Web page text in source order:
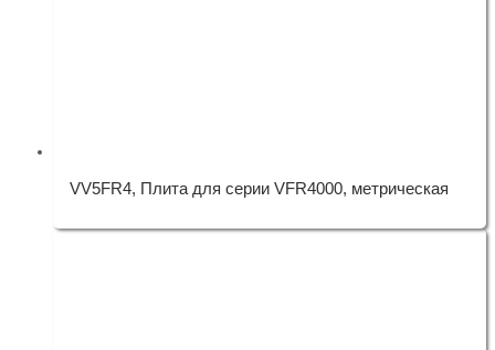
VV5FR4, Плита для серии VFR4000, метрическая